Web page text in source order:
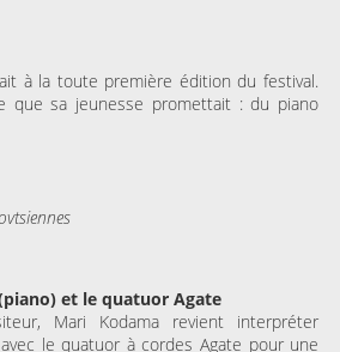
à la toute première édition du festival.
sa jeunesse promettait : du piano
et le quatuor Agate
Mari Kodama revient interpréter
le quatuor à cordes Agate pour une